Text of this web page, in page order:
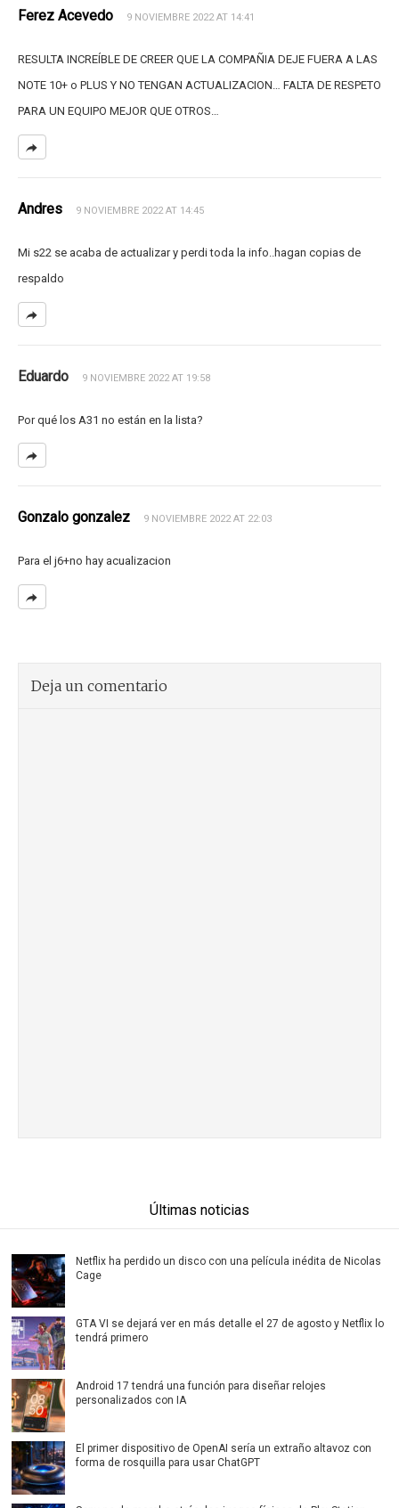
Ferez Acevedo 9 NOVIEMBRE 2022 AT 14:41
RESULTA INCREÍBLE DE CREER QUE LA COMPAÑIA DEJE FUERA A LAS
NOTE 10+ o PLUS Y NO TENGAN ACTUALIZACION… FALTA DE RESPETO
PARA UN EQUIPO MEJOR QUE OTROS…
Andres 9 NOVIEMBRE 2022 AT 14:45
Mi s22 se acaba de actualizar y perdi toda la info..hagan copias de
respaldo
Eduardo 9 NOVIEMBRE 2022 AT 19:58
Por qué los A31 no están en la lista?
Gonzalo gonzalez 9 NOVIEMBRE 2022 AT 22:03
Para el j6+no hay acualizacion
Deja un comentario
Últimas noticias
Netflix ha perdido un disco con una película inédita de Nicolas
Cage
GTA VI se dejará ver en más detalle el 27 de agosto y Netflix lo
tendrá primero
Android 17 tendrá una función para diseñar relojes
personalizados con IA
El primer dispositivo de OpenAI sería un extraño altavoz con
forma de rosquilla para usar ChatGPT